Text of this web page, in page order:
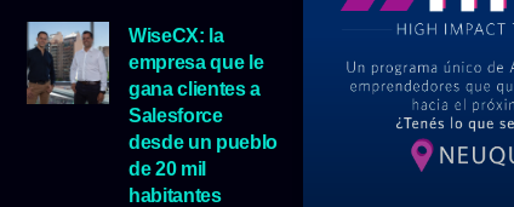
WiseCX: la
empresa que le
gana clientes a
Salesforce
desde un pueblo
de 20 mil
habitantes